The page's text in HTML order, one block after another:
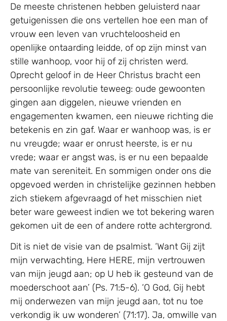
De meeste christenen hebben geluisterd naar
getuigenissen die ons vertellen hoe een man of
vrouw een leven van vruchteloosheid en
openlijke ontaarding leidde, of op zijn minst van
stille wanhoop, voor hij of zij christen werd.
Oprecht geloof in de Heer Christus bracht een
persoonlijke revolutie teweeg: oude gewoonten
gingen aan diggelen, nieuwe vrienden en
engagementen kwamen, een nieuwe richting die
betekenis en zin gaf. Waar er wanhoop was, is er
nu vreugde; waar er onrust heerste, is er nu
vrede; waar er angst was, is er nu een bepaalde
mate van sereniteit. En sommigen onder ons die
opgevoed werden in christelijke gezinnen hebben
zich stiekem afgevraagd of het misschien niet
beter ware geweest indien we tot bekering waren
gekomen uit de een of andere rotte achtergrond.
Dit is niet de visie van de psalmist. ‘Want Gij zijt
mijn verwachting, Here HERE, mijn vertrouwen
van mijn jeugd aan; op U heb ik gesteund van de
moederschoot aan’ (Ps. 71:5-6). ‘O God, Gij hebt
mij onderwezen van mijn jeugd aan, tot nu toe
verkondig ik uw wonderen’ (71:17). Ja, omwille van